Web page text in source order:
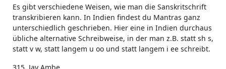
Es gibt verschiedene Weisen, wie man die Sanskritschrift
transkribieren kann. In Indien findest du Mantras ganz
unterschiedlich geschrieben. Hier eine in Indien durchaus
übliche alternative Schreibweise, in der man z.B. statt sh s,
statt v w, statt langem u oo und statt langem i ee schreibt.